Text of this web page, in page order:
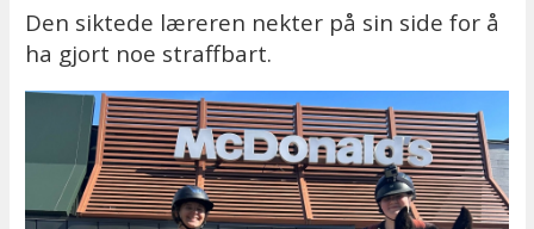
Den siktede læreren nekter på sin side for å
ha gjort noe straffbart.